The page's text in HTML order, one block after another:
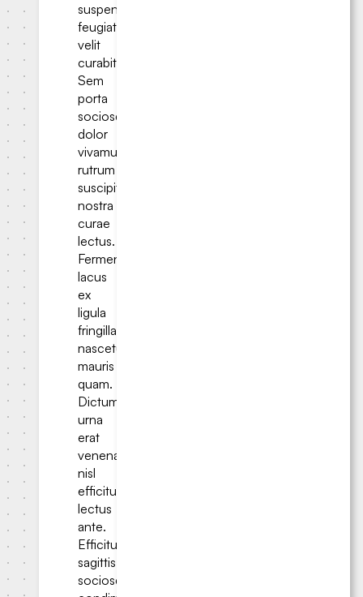
suspendisse
feugiat
velit
curabitur.
Sem
porta
sociosqu
dolor
vivamus
rutrum
suscipit
nostra
curae
lectus.
Fermentum
lacus
ex
ligula
fringilla
nascetur
mauris
quam.
Dictumst
urna
erat
venenatis
nisl
efficitur
lectus
ante.
Efficitur
sagittis
sociosqu